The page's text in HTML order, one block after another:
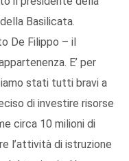
Basilicata.
De Filippo – il
E’ per
stati tutti bravi a
di investire risorse
circa 10 milioni di
l’attività di istruzione